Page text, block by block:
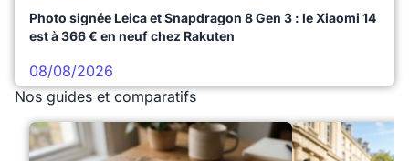
Photo signée Leica et Snapdragon 8 Gen 3 : le Xiaomi 14
est à 366 € en neuf chez Rakuten
08/08/2026
Nos guides et comparatifs